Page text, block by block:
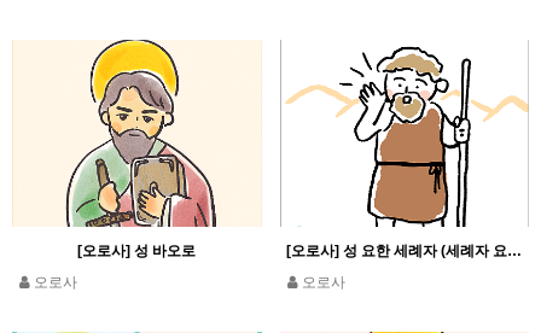
[오로사] 성 바오로
오로사
[오로사] 성 요한 세례자 (세례자 요한)
오로사